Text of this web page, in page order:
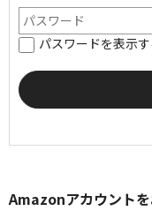
パスワードを表示す
Amazonアカウント